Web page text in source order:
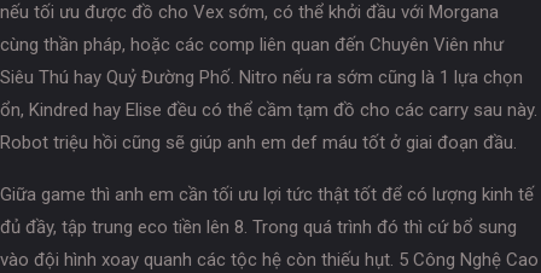
nếu tối ưu được đồ cho Vex sớm, có thể khởi đầu với Morgana
cùng thần pháp, hoặc các comp liên quan đến Chuyên Viên như
Siêu Thú hay Quỷ Đường Phố. Nitro nếu ra sớm cũng là 1 lựa chọn
ổn, Kindred hay Elise đều có thể cầm tạm đồ cho các carry sau này.
Robot triệu hồi cũng sẽ giúp anh em def máu tốt ở giai đoạn đầu.
Giữa game thì anh em cần tối ưu lợi tức thật tốt để có lượng kinh tế
đủ đầy, tập trung eco tiền lên 8. Trong quá trình đó thì cứ bổ sung
vào đội hình xoay quanh các tộc hệ còn thiếu hụt. 5 Công Nghệ Cao